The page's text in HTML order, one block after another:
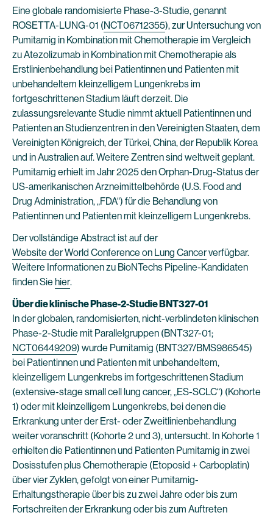
Eine globale randomisierte Phase-3-Studie, genannt
ROSETTA-LUNG-01 (NCT06712355), zur Untersuchung von
Pumitamig in Kombination mit Chemotherapie im Vergleich
zu Atezolizumab in Kombination mit Chemotherapie als
Erstlinienbehandlung bei Patientinnen und Patienten mit
unbehandeltem kleinzelligem Lungenkrebs im
fortgeschrittenen Stadium läuft derzeit. Die
zulassungsrelevante Studie nimmt aktuell Patientinnen und
Patienten an Studienzentren in den Vereinigten Staaten, dem
Vereinigten Königreich, der Türkei, China, der Republik Korea
und in Australien auf. Weitere Zentren sind weltweit geplant.
Pumitamig erhielt im Jahr 2025 den Orphan-Drug-Status der
US-amerikanischen Arzneimittelbehörde (U.S. Food and
Drug Administration, „FDA“) für die Behandlung von
Patientinnen und Patienten mit kleinzelligem Lungenkrebs.
Der vollständige Abstract ist auf der
Website der World Conference on Lung Cancerverfügbar.
Weitere Informationen zu BioNTechs Pipeline-Kandidaten
finden Sie hier.
Über die klinische Phase-2-Studie BNT327-01
In der globalen, randomisierten, nicht-verblindeten klinischen
Phase-2-Studie mit Parallelgruppen (BNT327-01;
NCT06449209) wurde Pumitamig (BNT327/BMS986545)
bei Patientinnen und Patienten mit unbehandeltem,
kleinzelligem Lungenkrebs im fortgeschrittenen Stadium
(extensive-stage small cell lung cancer, „ES-SCLC“) (Kohorte
1) oder mit kleinzelligem Lungenkrebs, bei denen die
Erkrankung unter der Erst- oder Zweitlinienbehandlung
weiter voranschritt (Kohorte 2 und 3), untersucht. In Kohorte 1
erhielten die Patientinnen und Patienten Pumitamig in zwei
Dosisstufen plus Chemotherapie (Etoposid + Carboplatin)
über vier Zyklen, gefolgt von einer Pumitamig-
Erhaltungstherapie über bis zu zwei Jahre oder bis zum
Fortschreiten der Erkrankung oder bis zum Auftreten